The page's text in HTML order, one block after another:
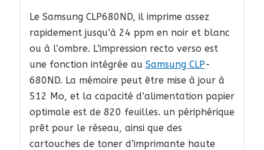
Le Samsung CLP680ND, il imprime assez
rapidement jusqu’à 24 ppm en noir et blanc
ou à l’ombre. L’impression recto verso est
une fonction intégrée au Samsung CLP-
680ND. La mémoire peut être mise à jour à
512 Mo, et la capacité d’alimentation papier
optimale est de 820 feuilles. un périphérique
prêt pour le réseau, ainsi que des
cartouches de toner d’imprimante haute